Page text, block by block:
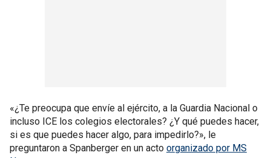
«¿Te preocupa que envíe al ejército, a la Guardia Nacional o
incluso ICE los colegios electorales? ¿Y qué puedes hacer,
si es que puedes hacer algo, para impedirlo?», le
preguntaron a Spanberger en un acto organizado por MS